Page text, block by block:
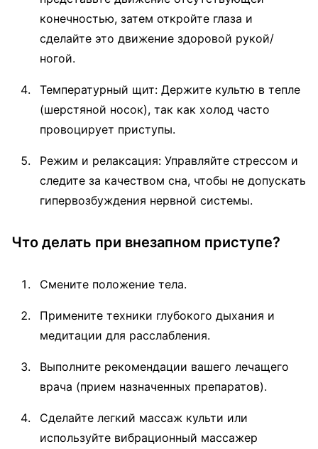
конечностью, затем откройте глаза и
сделайте это движение здоровой рукой/
ногой.
Температурный щит: Держите культю в тепле
(шерстяной носок), так как холод часто
провоцирует приступы.
Режим и релаксация: Управляйте стрессом и
следите за качеством сна, чтобы не допускать
гипервозбуждения нервной системы.
Что делать при внезапном приступе?
Смените положение тела.
Примените техники глубокого дыхания и
медитации для расслабления.
Выполните рекомендации вашего лечащего
врача (прием назначенных препаратов).
Сделайте легкий массаж культи или
используйте вибрационный массажер